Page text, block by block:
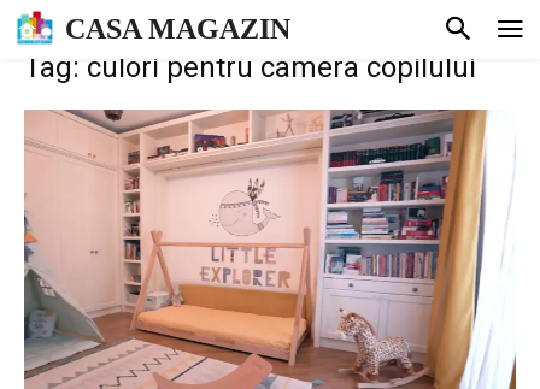
CASA MAGAZIN
Tag: culori pentru camera copilului